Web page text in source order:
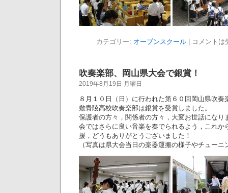
カテゴリー: オープンスクール| コメントは
吹奏楽部、岡山県大会で銀賞！
2019年8月19日 月曜日
８月１０日（日）に行われた第６０回岡山県吹奏
敷青陵高校吹奏楽部は銀賞を受賞しました。
保護者の方々，関係者の方々，大変お世話になり
会ではさらに良い音楽を奏でられるよう，これか
援，どうもありがとうございました！
（写真は県大会当日の楽器運搬の様子やチュー